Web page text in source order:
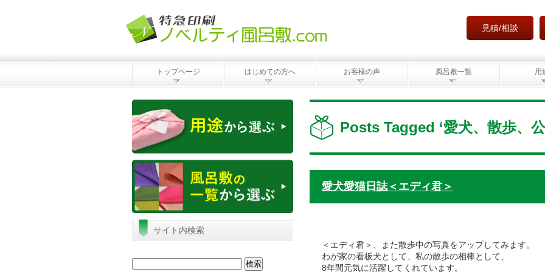
見積/相談
トップページ はじめての方へ お客様の声 風呂敷一覧 用
Posts Tagged ‘愛犬、散歩、
愛犬愛猫日誌＜エディ君＞
＜エディ君＞、また散歩中の写真をアップしてみます。
わが家の看板犬として、私の散歩の相棒として、
8年間元気に活躍してくれています。
サイト内検索